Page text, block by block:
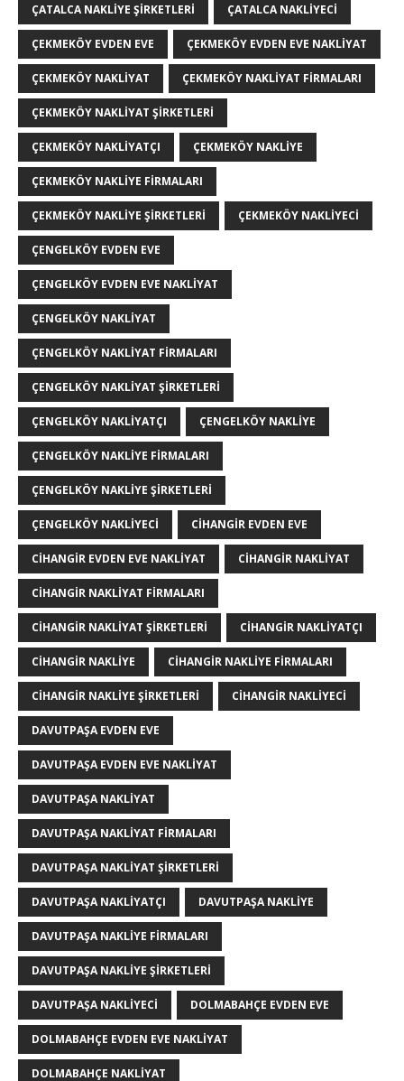
ÇATALCA NAKLIYE ŞIRKETLERI ÇATALCA NAKLIYECI
ÇEKMEKÖY EVDEN EVE ÇEKMEKÖY EVDEN EVE NAKLIYAT
ÇEKMEKÖY NAKLIYAT ÇEKMEKÖY NAKLIYAT FIRMALARI
ÇEKMEKÖY NAKLIYAT ŞIRKETLERI
ÇEKMEKÖY NAKLIYATÇI ÇEKMEKÖY NAKLIYE
ÇEKMEKÖY NAKLIYE FIRMALARI
ÇEKMEKÖY NAKLIYE ŞIRKETLERI ÇEKMEKÖY NAKLIYECI
ÇENGELKÖY EVDEN EVE
ÇENGELKÖY EVDEN EVE NAKLIYAT
ÇENGELKÖY NAKLIYAT
ÇENGELKÖY NAKLIYAT FIRMALARI
ÇENGELKÖY NAKLIYAT ŞIRKETLERI
ÇENGELKÖY NAKLIYATÇI ÇENGELKÖY NAKLIYE
ÇENGELKÖY NAKLIYE FIRMALARI
ÇENGELKÖY NAKLIYE ŞIRKETLERI
ÇENGELKÖY NAKLIYECI CIHANGIR EVDEN EVE
CIHANGIR EVDEN EVE NAKLIYAT CIHANGIR NAKLIYAT
CIHANGIR NAKLIYAT FIRMALARI
CIHANGIR NAKLIYAT ŞIRKETLERI CIHANGIR NAKLIYATÇI
CIHANGIR NAKLIYE CIHANGIR NAKLIYE FIRMALARI
CIHANGIR NAKLIYE ŞIRKETLERI CIHANGIR NAKLIYECI
DAVUTPAŞA EVDEN EVE
DAVUTPAŞA EVDEN EVE NAKLIYAT
DAVUTPAŞA NAKLIYAT
DAVUTPAŞA NAKLIYAT FIRMALARI
DAVUTPAŞA NAKLIYAT ŞIRKETLERI
DAVUTPAŞA NAKLIYATÇI DAVUTPAŞA NAKLIYE
DAVUTPAŞA NAKLIYE FIRMALARI
DAVUTPAŞA NAKLIYE ŞIRKETLERI
DAVUTPAŞA NAKLIYECI DOLMABAHÇE EVDEN EVE
DOLMABAHÇE EVDEN EVE NAKLIYAT
DOLMABAHÇE NAKLIYAT